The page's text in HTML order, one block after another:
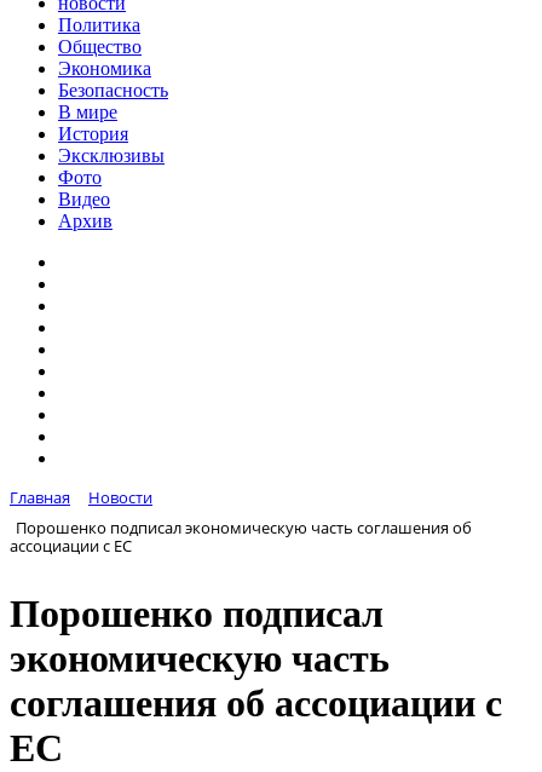
Политика
Общество
Экономика
Безопасность
В мире
История
Эксклюзивы
Фото
Видео
Архив
Главная
Новости
Порошенко подписал экономическую часть соглашения об
ассоциации с ЕС
Порошенко подписал
экономическую часть
соглашения об ассоциации с
ЕС